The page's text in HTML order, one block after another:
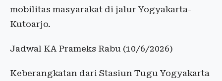
mobilitas masyarakat di jalur Yogyakarta-
Kutoarjo.
Jadwal KA Prameks Rabu (10/6/2026)
Keberangkatan dari Stasiun Tugu Yogyakarta